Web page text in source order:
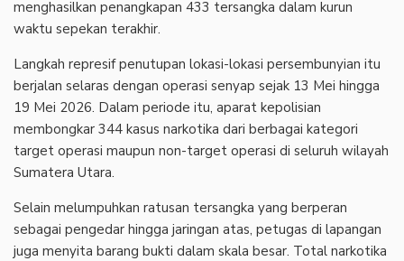
menghasilkan penangkapan 433 tersangka dalam kurun
waktu sepekan terakhir.
Langkah represif penutupan lokasi-lokasi persembunyian itu
berjalan selaras dengan operasi senyap sejak 13 Mei hingga
19 Mei 2026. Dalam periode itu, aparat kepolisian
membongkar 344 kasus narkotika dari berbagai kategori
target operasi maupun non-target operasi di seluruh wilayah
Sumatera Utara.
Selain melumpuhkan ratusan tersangka yang berperan
sebagai pengedar hingga jaringan atas, petugas di lapangan
juga menyita barang bukti dalam skala besar. Total narkotika